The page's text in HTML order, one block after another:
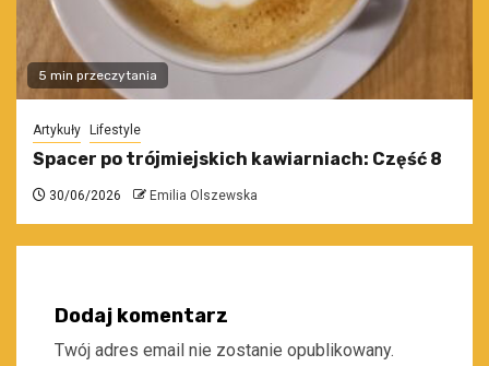
5 min przeczytania
Artykuły Lifestyle
Spacer po trójmiejskich kawiarniach: Część 8
30/06/2026 Emilia Olszewska
Dodaj komentarz
Twój adres email nie zostanie opublikowany.